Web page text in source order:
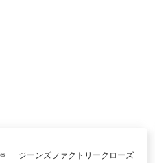
ジーンズファクトリークローズ